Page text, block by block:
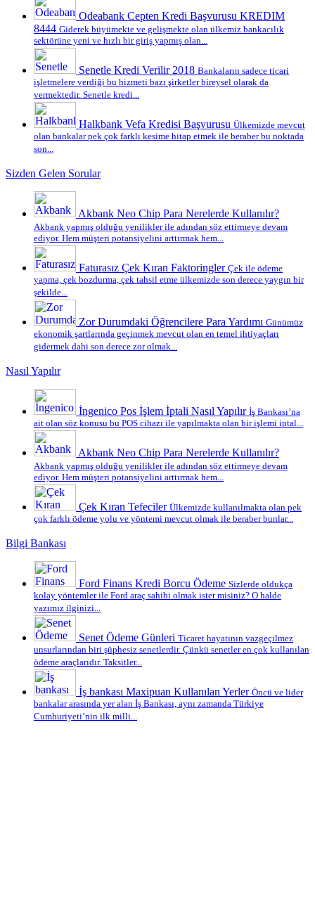
Odeabank Cepten Kredi Başvurusu KREDIM
8444 Giderek büyümekte ve gelişmekte olan ülkemiz bankacılık
sektörüne yeni ve hızlı bir giriş yapmış olan...
Senetle Kredi Verilir 2018 Bankaların sadece ticari
işletmelere verdiği bu hizmeti bazı şirketler bireysel olarak da
vermektedir. Senetle kredi...
Halkbank Vefa Kredisi Başvurusu Ülkemizde mevcut
olan bankalar pek çok farklı kesime hitap etmek ile beraber bu noktada
son...
Sizden Gelen Sorular
Akbank Neo Chip Para Nerelerde Kullanılır?
Akbank yapmış olduğu yenilikler ile adından söz ettirmeye devam
ediyor. Hem müşteri potansiyelini arttırmak hem...
Faturasız Çek Kıran Faktoringler Çek ile ödeme
yapma, çek bozdurma, çek tahsil etme ülkemizde son derece yaygın bir
şekilde...
Zor Durumdaki Öğrencilere Para Yardımı Günümüz
ekonomik şartlarında geçinmek mevcut olan en temel ihtiyaçları
gidermek dahi son derece zor olmak...
Nasıl Yapılır
İngenico Pos İşlem İptali Nasıl Yapılır İş Bankası’na
ait olan söz konusu bu POS cihazı ile yapılmakta olan bir işlemi iptal...
Akbank Neo Chip Para Nerelerde Kullanılır?
Akbank yapmış olduğu yenilikler ile adından söz ettirmeye devam
ediyor. Hem müşteri potansiyelini arttırmak hem...
Çek Kıran Tefeciler Ülkemizde kullanılmakta olan pek
çok farklı ödeme yolu ve yöntemi mevcut olmak ile beraber bunlar...
Bilgi Bankası
Ford Finans Kredi Borcu Ödeme Sizlerde oldukça
kolay yöntemler ile Ford araç sahibi olmak ister misiniz? O halde
yazımız ilginizi...
Senet Ödeme Günleri Ticaret hayatının vazgeçilmez
unsurlarından biri şüphesiz senetlerdir. Çünkü senetler en çok kullanılan
ödeme araçlarıdır. Taksitler...
İş bankası Maxipuan Kullanılan Yerler Öncü ve lider
bankalar arasında yer alan İş Bankası, aynı zamanda Türkiye
Cumhuriyeti’nin ilk milli...